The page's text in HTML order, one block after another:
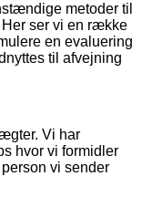
metoder til
ser vi en række
en evaluering
til afvejning
Vi har
hvor vi formidler
vi sender